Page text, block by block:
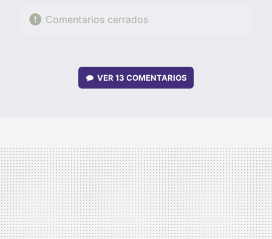
Comentarios cerrados
VER 13 COMENTARIOS